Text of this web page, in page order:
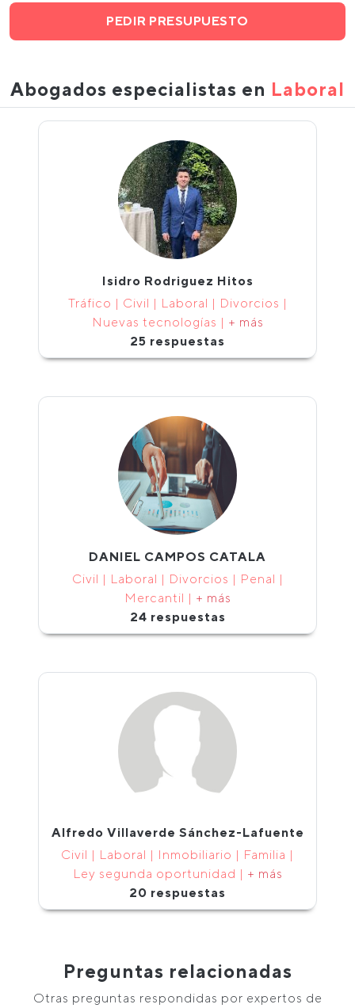
PEDIR PRESUPUESTO
Abogados especialistas en Laboral
Isidro Rodriguez Hitos
Tráfico | Civil | Laboral | Divorcios |
Nuevas tecnologías | + más
25 respuestas
DANIEL CAMPOS CATALA
Civil | Laboral | Divorcios | Penal |
Mercantil | + más
24 respuestas
Alfredo Villaverde Sánchez-Lafuente
Civil | Laboral | Inmobiliario | Familia |
Ley segunda oportunidad | + más
20 respuestas
Preguntas relacionadas
Otras preguntas respondidas por expertos de